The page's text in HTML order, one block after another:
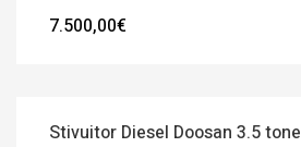
7.500,00€
Stivuitor Diesel Doosan 3.5 tone